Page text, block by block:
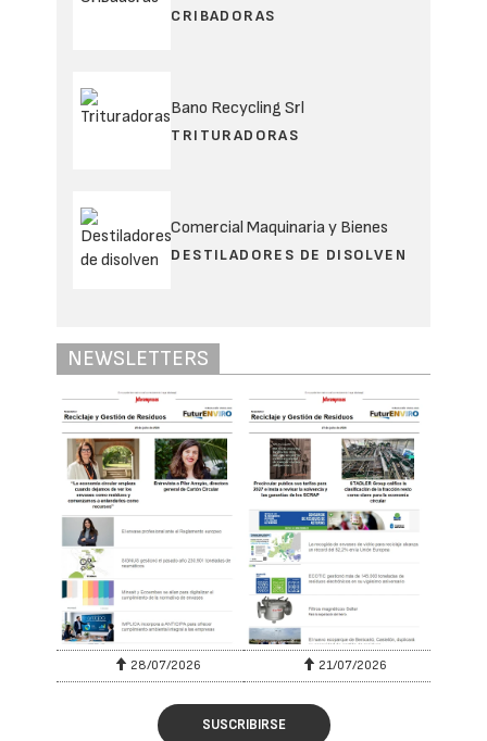
CRIBADORAS
Bano Recycling Srl
TRITURADORAS
Comercial Maquinaria y Bienes
DESTILADORES DE DISOLVEN
NEWSLETTERS
28/07/2026 21/07/2026
SUSCRIBIRSE